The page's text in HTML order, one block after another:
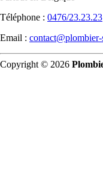
Téléphone : 0476/23.23.23
Email : contact@plombier-
Copyright © 2026